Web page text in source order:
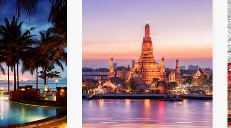
(2
ЧОВЕК
НА ЧОВЕК